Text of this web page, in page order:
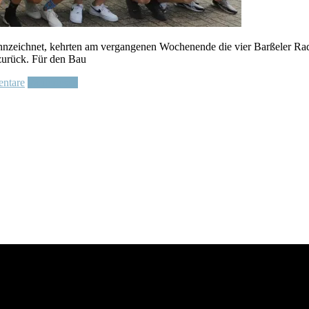
kehrten am vergangenen Wochenende die vier Barßeler
Für den Bau